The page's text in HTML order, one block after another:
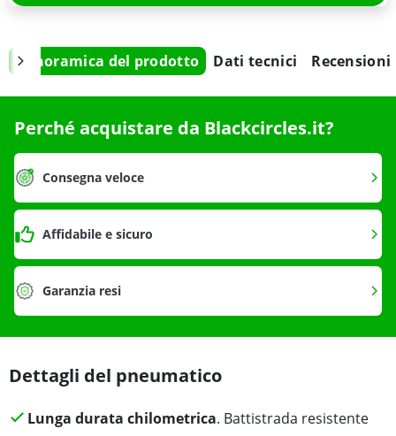
Panoramica del prodotto Dati tecnici Recensioni
Perché acquistare da Blackcircles.it?
Consegna veloce
Affidabile e sicuro
Garanzia resi
Dettagli del pneumatico
Lunga durata chilometrica. Battistrada resistente